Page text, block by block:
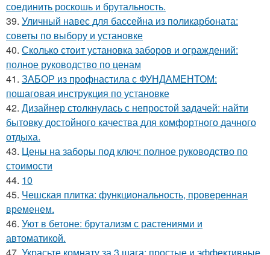
соединить роскошь и брутальность.
39. Уличный навес для бассейна из поликарбоната:
советы по выбору и установке
40. Сколько стоит установка заборов и ограждений:
полное руководство по ценам
41. ЗАБОР из профнастила с ФУНДАМЕНТОМ:
пошаговая инструкция по установке
42. Дизайнер столкнулась с непростой задачей: найти
бытовку достойного качества для комфортного дачного
отдыха.
43. Цены на заборы под ключ: полное руководство по
стоимости
44. 10
45. Чешская плитка: функциональность, проверенная
временем.
46. Уют в бетоне: брутализм с растениями и
автоматикой.